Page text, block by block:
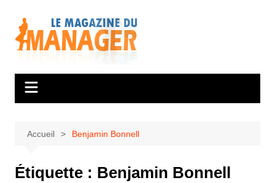
contenu
Accueil Benjamin Bonnell
Étiquette : Benjamin Bonnell